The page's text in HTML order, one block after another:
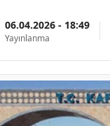
06.04.2026 - 18:49
Yayınlanma